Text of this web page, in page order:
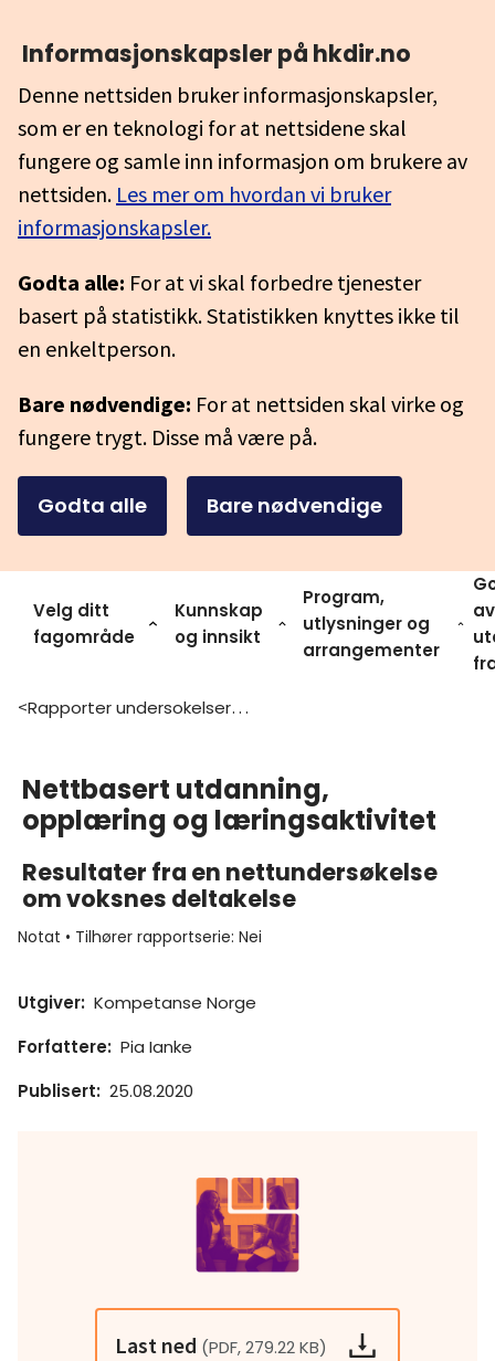
Informasjonskapsler på hkdir.no
Denne nettsiden bruker informasjonskapsler,
som er en teknologi for at nettsidene skal
fungere og samle inn informasjon om brukere av
nettsiden. Les mer om hvordan vi bruker
informasjonskapsler.
Godta alle: For at vi skal forbedre tjenester
basert på statistikk. Statistikken knyttes ikke til
en enkeltperson.
Bare nødvendige: For at nettsiden skal virke og
fungere trygt. Disse må være på.
Godta alle Bare nødvendige
Velg ditt
fagområde
Kunnskap
og innsikt
Program,
utlysninger og
arrangementer
av
> Rapporter undersokelser og statistikk
Nettbasert utdanning,
opplæring og læringsaktivitet
Resultater fra en nettundersøkelse
om voksnes deltakelse
Notat • Tilhører rapportserie: Nei
Utgiver: Kompetanse Norge
Forfattere: Pia Ianke
Publisert: 25.08.2020
Last ned (PDF, 279.22 KB)